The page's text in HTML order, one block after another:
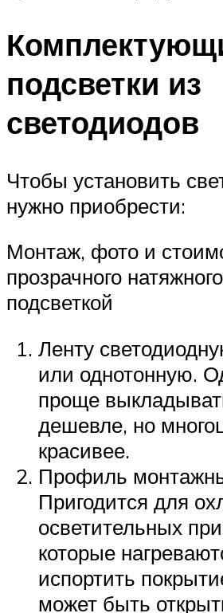
подсветки из
светодиодов
Чтобы установить
нужно приобрести:
Монтаж, фото и
прозрачного
подсветкой
Ленту
или однотонную.
проще
дешевле, но
красивее.
Профиль
Пригодится для
осветительных
которые
испортить
может быть